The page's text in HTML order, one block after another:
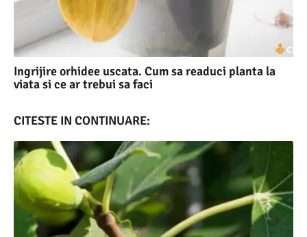
Ingrijire orhidee uscata. Cum sa readuci planta la
viata si ce ar trebui sa faci
CITESTE IN CONTINUARE: